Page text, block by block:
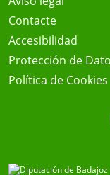
Contacte
Accesibilidad
Protección de
Política de Cookies